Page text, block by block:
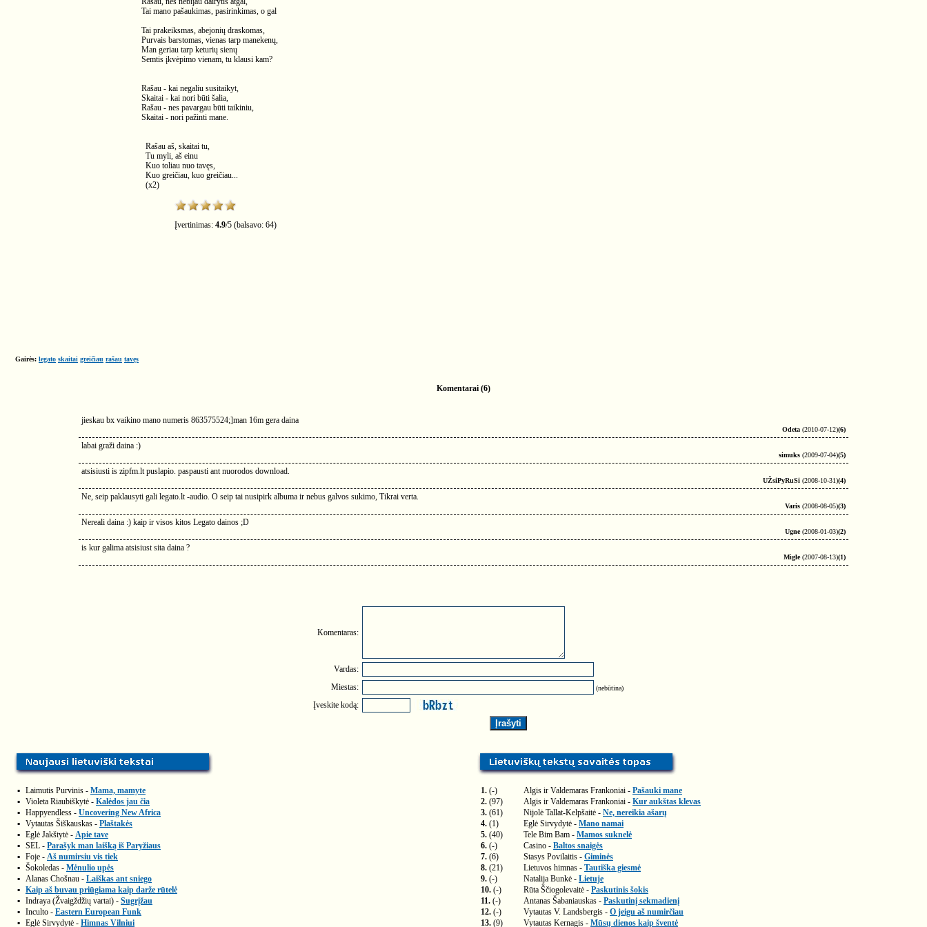
Tai mano pašaukimas, pasirinkimas, o gal
Tai prakeiksmas, abejonių draskomas,
Purvais barstomas, vienas tarp manekenų,
Man geriau tarp keturių sienų
Semtis įkvėpimo vienam, tu klausi kam?
Rašau - kai negaliu susitaikyt,
Skaitai - kai nori būti šalia,
Rašau - nes pavargau būti taikiniu,
Skaitai - nori pažinti mane.
Rašau aš, skaitai tu,
Tu myli, aš einu
Kuo toliau nuo tavęs,
Kuo greičiau, kuo greičiau...
(x2)
Įvertinimas: 4.9/5 (balsavo: 64)
Gairės: legato skaitai greičiau rašau tavęs
Komentarai (6)
jieskau bx vaikino mano numeris 863575524;]man 16m gera daina
Odeta (2010-07-12)(6)
labai graži daina :)
simuks (2009-07-04)(5)
atsisiusti is zipfm.lt puslapio. paspausti ant nuorodos download.
UŽsiPyRuSi (2008-10-31)(4)
Ne, seip paklausyti gali legato.lt -audio. O seip tai nusipirk albuma ir nebus galvos sukimo, Tikrai verta.
Varis (2008-08-05)(3)
Nereali daina :) kaip ir visos kitos Legato dainos ;D
Ugne(2008-01-03)(2)
is kur galima atsisiust sita daina ?
Migle(2007-08-13)(1)
Komentaras:
Vardas:
Miestas:
(nebūtina)
Įveskite kodą:
▪ Laimutis Purvinis - Mama, mamyte
▪ Violeta Riaubiškytė - Kalėdos jau čia
▪ Happyendless - Uncovering New Africa
▪ Vytautas Šiškauskas - Plaštakės
▪ Eglė Jakštytė - Apie tave
▪ SEL - Parašyk man laišką iš Paryžiaus
▪ Foje - Aš numirsiu vis tiek
▪ Šokoledas - Mėnulio upės
▪ Alanas Chošnau - Laiškas ant sniego
▪ Kaip aš buvau priūgiama kaip darže rūtelė
▪ Indraya (Žvaigždžių vartai) - Sugrįžau
▪ Inculto - Eastern European Funk
▪ Eglė Sirvydytė - Himnas Vilniui
1. (-) Algis ir Valdemaras Frankoniai - Pašauki mane
2. (97) Algis ir Valdemaras Frankoniai - Kur aukštas klevas
3. (61) Nijolė Tallat-Kelpšaitė - Ne, nereikia ašarų
4. (1) Eglė Sirvydytė - Mano namai
5. (40) Tele Bim Bam - Mamos suknelė
6. (-) Casino - Baltos snaigės
7. (6) Stasys Povilaitis - Giminės
8. (21) Lietuvos himnas - Tautiška giesmė
9. (-) Natalija Bunkė - Lietuje
10. (-) Rūta Ščiogolevaitė - Paskutinis šokis
11. (-) Antanas Šabaniauskas - Paskutinį sekmadienį
12. (-) Vytautas V. Landsbergis - O jeigu aš numirčiau
13. (9) Vytautas Kernagis - Mūsų dienos kaip šventė